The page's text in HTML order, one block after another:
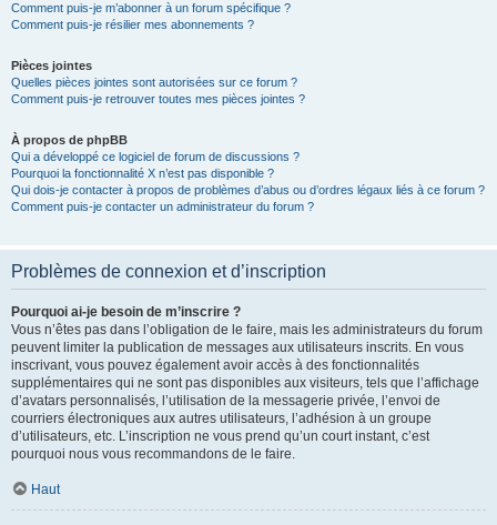
Comment puis-je m’abonner à un forum spécifique ?
Comment puis-je résilier mes abonnements ?
Pièces jointes
Quelles pièces jointes sont autorisées sur ce forum ?
Comment puis-je retrouver toutes mes pièces jointes ?
À propos de phpBB
Qui a développé ce logiciel de forum de discussions ?
Pourquoi la fonctionnalité X n’est pas disponible ?
Qui dois-je contacter à propos de problèmes d’abus ou d’ordres légaux liés à ce forum ?
Comment puis-je contacter un administrateur du forum ?
Problèmes de connexion et d’inscription
Pourquoi ai-je besoin de m’inscrire ?
Vous n’êtes pas dans l’obligation de le faire, mais les administrateurs du forum
peuvent limiter la publication de messages aux utilisateurs inscrits. En vous
inscrivant, vous pouvez également avoir accès à des fonctionnalités
supplémentaires qui ne sont pas disponibles aux visiteurs, tels que l’affichage
d’avatars personnalisés, l’utilisation de la messagerie privée, l’envoi de
courriers électroniques aux autres utilisateurs, l’adhésion à un groupe
d’utilisateurs, etc. L’inscription ne vous prend qu’un court instant, c’est
pourquoi nous vous recommandons de le faire.
Haut